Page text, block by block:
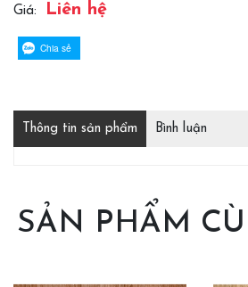
Giá: Liên hệ
Chia sẻ
Thông tin sản phẩm Bình luận
SẢN PHẨM